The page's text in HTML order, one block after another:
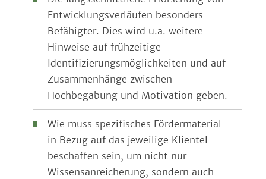
Entwicklungsverläufen besonders
Befähigter. Dies wird u.a. weitere
Hinweise auf frühzeitige
Identifizierungsmöglichkeiten und auf
Zusammenhänge zwischen
Hochbegabung und Motivation geben.
Wie muss spezifisches Fördermaterial
in Bezug auf das jeweilige Klientel
beschaffen sein, um nicht nur
Wissensanreicherung, sondern auch